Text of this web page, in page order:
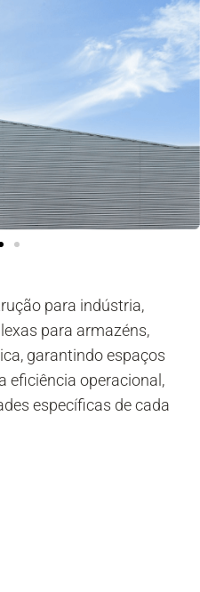
para indústria,
para armazéns,
garantindo espaços
eficiência operacional,
específicas de cada